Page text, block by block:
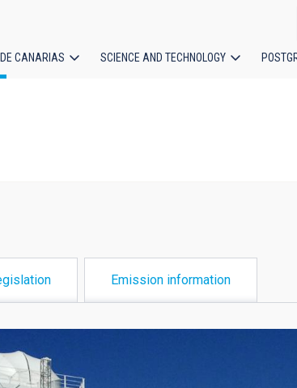
CANARIAS SCIENCE AND TECHNOLOGY
Emission information